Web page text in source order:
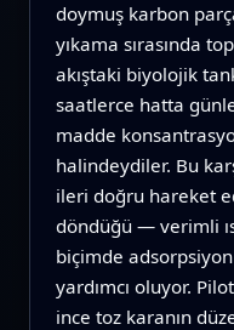
doymuş karbon
yıkama sırasında
akıştaki biyolojik
saatlerce hatta
madde
halindeydiler. Bu
ileri doğru hareket
döndüğü — verimli
biçimde
yardımcı oluyor.
ince toz karanın